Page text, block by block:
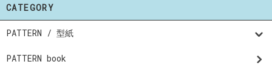
CATEGORY
PATTERN / 型紙
PATTERN book